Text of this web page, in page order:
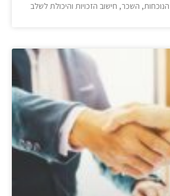
השכר, חישוב הזכויות והיכולת לשלב